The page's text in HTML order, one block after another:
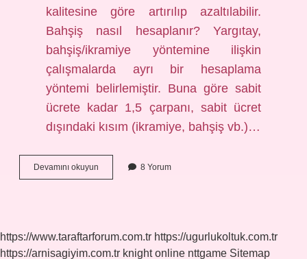
kalitesine göre artırılıp azaltılabilir.
Bahşiş nasıl hesaplanır? Yargıtay,
bahşiş/ikramiye yöntemine ilişkin
çalışmalarda ayrı bir hesaplama
yöntemi belirlemiştir. Buna göre sabit
ücrete kadar 1,5 çarpanı, sabit ücret
dışındaki kısım (ikramiye, bahşiş vb.)…
Devamını okuyun
Tl
8 Yorum
https://www.taraftarforum.com.tr https://ugurlukoltuk.com.tr
https://arnisagiyim.com.tr knight online nttgame Sitemap